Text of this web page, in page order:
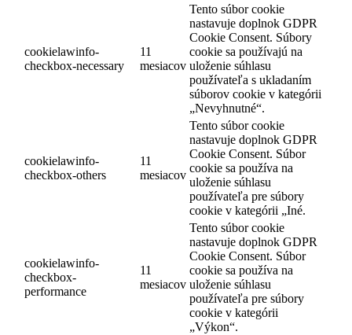
cookielawinfo-
checkbox-necessary
11
mesiacov
Tento súbor cookie
nastavuje doplnok GDPR
Cookie Consent. Súbory
cookie sa používajú na
uloženie súhlasu
používateľa s ukladaním
súborov cookie v kategórii
„Nevyhnutné“.
cookielawinfo-
checkbox-others
11
mesiacov
Tento súbor cookie
nastavuje doplnok GDPR
Cookie Consent. Súbor
cookie sa používa na
uloženie súhlasu
používateľa pre súbory
cookie v kategórii „Iné.
cookielawinfo-
checkbox-
performance
11
mesiacov
Tento súbor cookie
nastavuje doplnok GDPR
Cookie Consent. Súbor
cookie sa používa na
uloženie súhlasu
používateľa pre súbory
cookie v kategórii
„Výkon“.